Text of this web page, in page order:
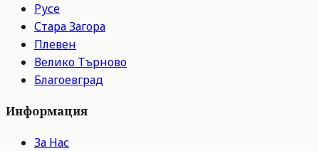
Русе
Стара Загора
Плевен
Велико Търново
Благоевград
Информация
За Нас